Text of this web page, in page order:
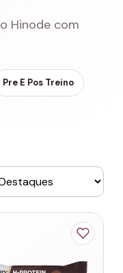
Hinode com
Pre E Pos Treino